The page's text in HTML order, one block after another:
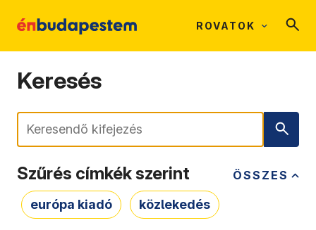
ROVATOK
Keresés
Keresés
ÖSSZES
Szűrés címkék szerint
európa kiadó közlekedés